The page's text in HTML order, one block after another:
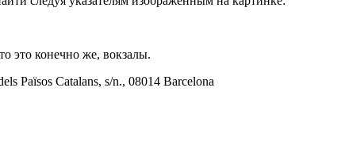
это конечно же, вокзалы.
Països Catalans, s/n., 08014 Barcelona